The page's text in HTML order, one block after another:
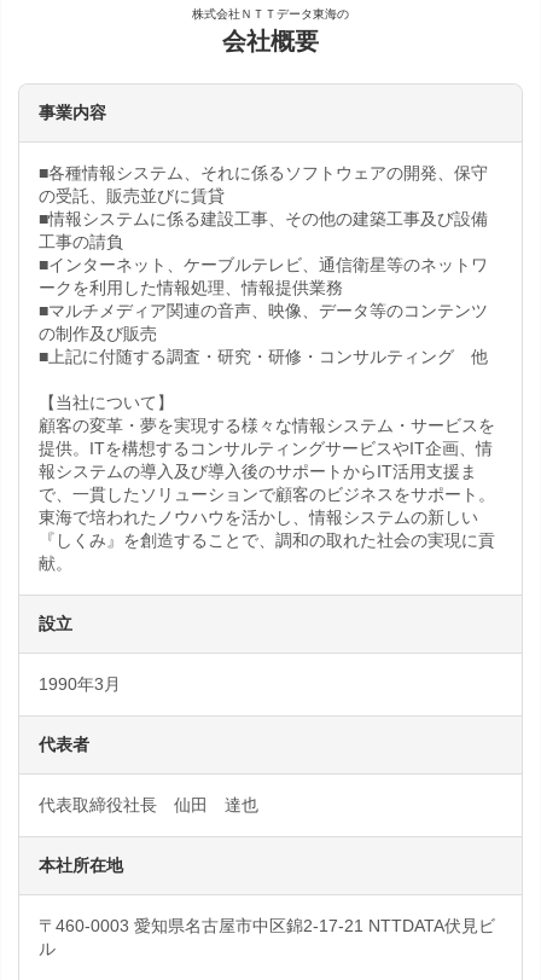
株式会社ＮＴＴデータ東海の
会社概要
事業内容
■各種情報システム、それに係るソフトウェアの開発、保守
の受託、販売並びに賃貸
■情報システムに係る建設工事、その他の建築工事及び設備
工事の請負
■インターネット、ケーブルテレビ、通信衛星等のネットワ
ークを利用した情報処理、情報提供業務
■マルチメディア関連の音声、映像、データ等のコンテンツ
の制作及び販売
■上記に付随する調査・研究・研修・コンサルティング 他
【当社について】
顧客の変革・夢を実現する様々な情報システム・サービスを
提供。ITを構想するコンサルティングサービスやIT企画、情
報システムの導入及び導入後のサポートからIT活用支援ま
で、一貫したソリューションで顧客のビジネスをサポート。
東海で培われたノウハウを活かし、情報システムの新しい
『しくみ』を創造することで、調和の取れた社会の実現に貢
献。
設立
1990年3月
代表者
代表取締役社長 仙田 達也
本社所在地
〒460-0003 愛知県名古屋市中区錦2-17-21 NTTDATA伏見ビ
ル